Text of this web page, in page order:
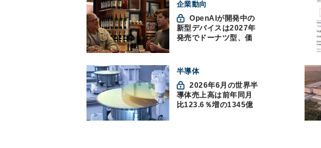
企業動向
OpenAIが開発中の
新型デバイスは2027年
発売でドーナツ型、価
半導体
2026年6月の世界半
導体売上高は前年同月
比123.6％増の1345億